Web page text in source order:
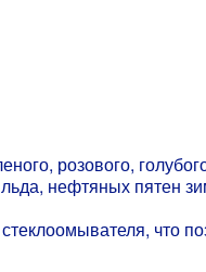
розового,
нефтяных пятен
что